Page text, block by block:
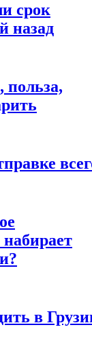
срок
назад
польза,
в